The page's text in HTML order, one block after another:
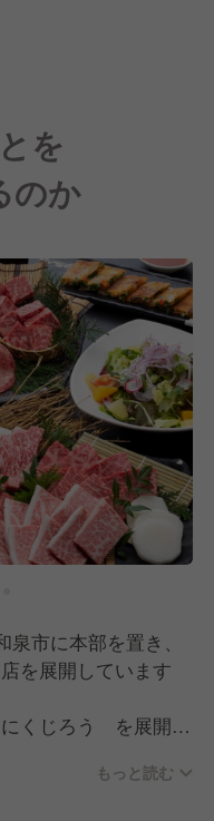
を
のか
市に本部を置き、
を展開しています
くじろう を展開
様をおもてなしをす
もっと読む